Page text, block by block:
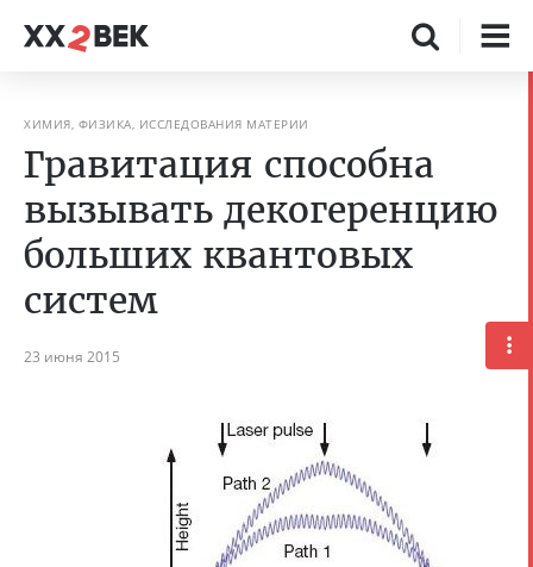
ХИМИЯ, ФИЗИКА, ИССЛЕДОВАНИЯ МАТЕРИИ
Гравитация способна
вызывать декогеренцию
больших квантовых
систем
23 июня 2015